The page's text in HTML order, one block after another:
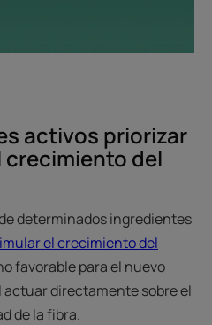
activos priorizar
crecimiento del
determinados ingredientes
el crecimiento del
favorable para el nuevo
directamente sobre el
de la fibra.